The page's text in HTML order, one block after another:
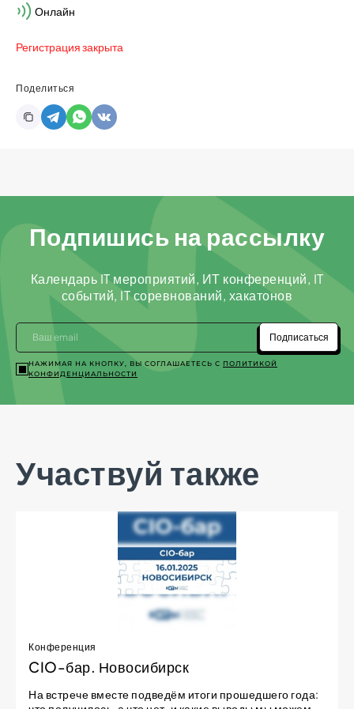
Онлайн
Регистрация закрыта
Поделиться
Подпишись на рассылку
Календарь IT мероприятий, ИТ конференций, IT
событий, IT соревнований, хакатонов
Подписаться
НАЖИМАЯ НА КНОПКУ, ВЫ СОГЛАШАЕТЕСЬ С ПОЛИТИКОЙ
КОНФИДЕНЦИАЛЬНОСТИ
Участвуй также
Конференция
CIO-бар. Новосибирск
На встрече вместе подведём итоги прошедшего года: